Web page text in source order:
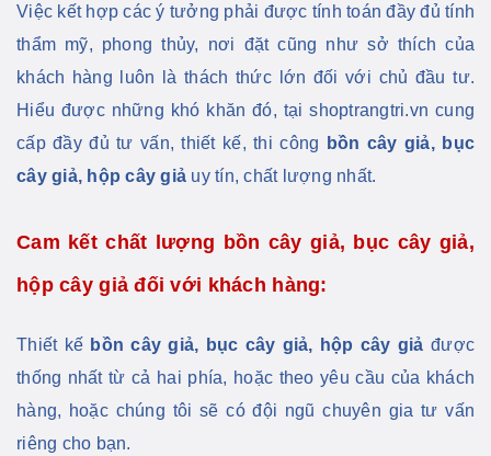
Việc kết hợp các ý tưởng phải được tính toán đầy đủ tính
thẩm mỹ, phong thủy, nơi đặt cũng như sở thích của
khách hàng luôn là thách thức lớn đối với chủ đầu tư.
Hiểu được những khó khăn đó, tại shoptrangtri.vn cung
cấp đầy đủ tư vấn, thiết kế, thi công
bồn cây giả, bục
cây giả, hộp cây giả uy tín, chất lượng nhất.
Cam kết chất lượng bồn cây giả, bục cây giả,
hộp cây giả đối với khách hàng:
Thiết kế bồn cây giả, bục cây giả, hộp cây giảđược
thống nhất từ cả hai phía, hoặc theo yêu cầu của khách
hàng, hoặc chúng tôi sẽ có đội ngũ chuyên gia tư vấn
riêng cho bạn.